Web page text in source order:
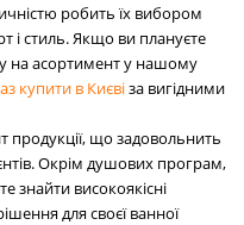
робить їх вибором
і стиль. Якщо ви плануєте
на асортимент у нашому
купити в Києвіза вигідними
що задовольнить
Окрім душових програм,
знайти високоякісні
для своєї ванної